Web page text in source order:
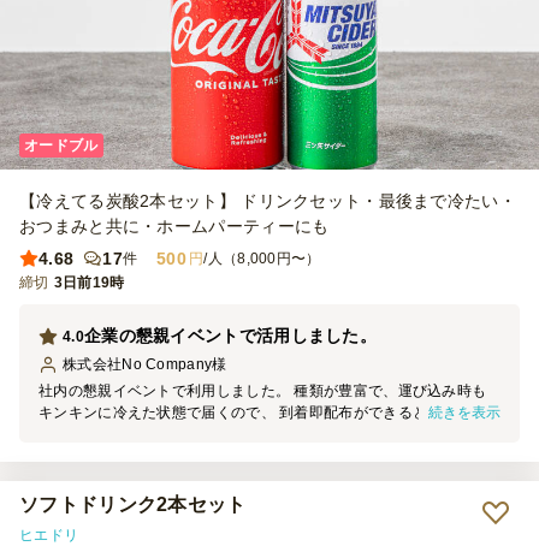
オードブル
【冷えてる炭酸2本セット】 ドリンクセット・最後まで冷たい・
おつまみと共に・ホームパーティーにも
4.68
17件 500 円/人（8,000円〜）
締切 3日前19時
企業の懇親イベントで活用しました。
4.0
株式会社No Company様
社内の懇親イベントで利用しました。 種類が豊富で、運び込み時も
キンキンに冷えた状態で届くので、 到着即配布ができるところが良
続きを表示
ソフトドリンク2本セット
ヒエドリ